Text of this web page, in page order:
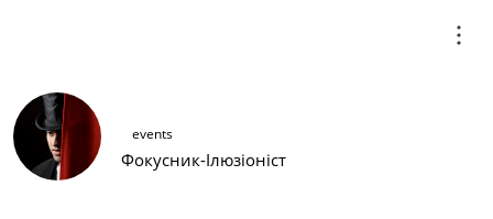
events
Фокусник-Ілюзіоніст